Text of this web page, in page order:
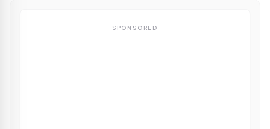
SPONSORED